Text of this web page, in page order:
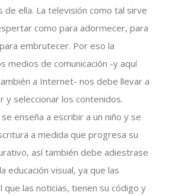
de ella. La televisión como tal sirve
como para adormecer, para
embrutecer. Por eso la
medios de comunicación -y aquí
a Internet- nos debe llevar a
y seleccionar los contenidos.
enseña a escribir a un niño y se
a medida que progresa su
así también debe adiestrase
educación visual, ya que las
que las noticias, tienen su código y